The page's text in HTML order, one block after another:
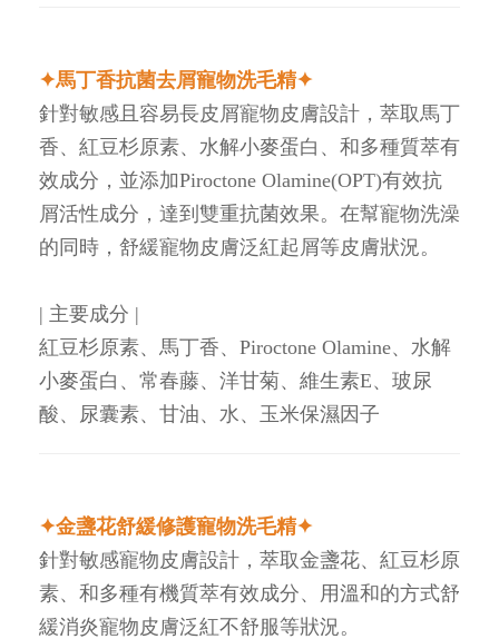
✦馬丁香抗菌去屑寵物洗毛精✦
針對敏感且容易長皮屑寵物皮膚設計，萃取馬丁
香、紅豆杉原素、水解小麥蛋白、和多種質萃有
效成分，並添加Piroctone Olamine(OPT)有效抗
屑活性成分，達到雙重抗菌效果。在幫寵物洗澡
的同時，舒緩寵物皮膚泛紅起屑等皮膚狀況。
| 主要成分 |
紅豆杉原素、馬丁香、Piroctone Olamine、水解
小麥蛋白、常春藤、洋甘菊、維生素E、玻尿
酸、尿囊素、甘油、水、玉米保濕因子
✦金盞花舒緩修護寵物洗毛精✦
針對敏感寵物皮膚設計，萃取金盞花、紅豆杉原
素、和多種有機質萃有效成分、用溫和的方式舒
緩消炎寵物皮膚泛紅不舒服等狀況。